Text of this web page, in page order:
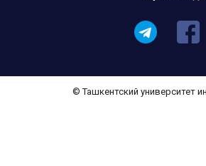
© Ташкентский университет